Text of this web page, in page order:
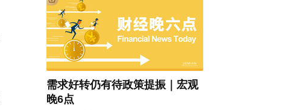
需求好转仍有待政策提振｜宏观
晚6点